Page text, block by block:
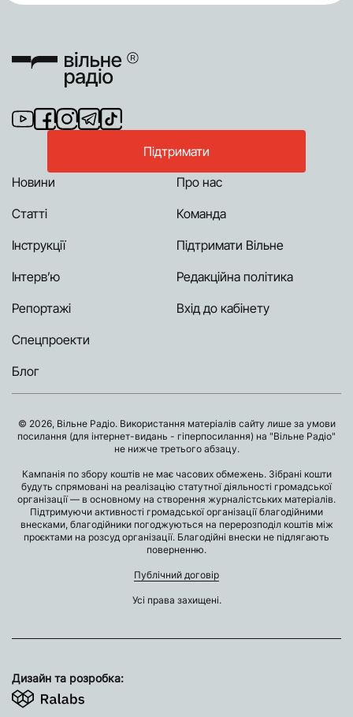
Підтримати
Новини
Статті
Інструкції
Інтерв’ю
Репортажі
Спецпроекти
Блог
Про нас
Команда
Підтримати Вільне
Редакційна політика
Вхід до кабінету
© 2026, Вільне Радіо. Використання матеріалів сайту лише за умови
посилання (для інтернет-видань - гіперпосилання) на "Вільне Радіо"
не нижче третього абзацу.
Кампанія по збору коштів не має часових обмежень. Зібрані кошти
будуть спрямовані на реалізацію статутної діяльності громадської
організації — в основному на створення журналістських матеріалів.
Підтримуючи активності громадської організації благодійними
внесками, благодійники погоджуються на перерозподіл коштів між
проєктами на розсуд організації. Благодійні внески не підлягають
поверненню.
Публічний договір
Усі права захищені.
Дизайн та розробка: